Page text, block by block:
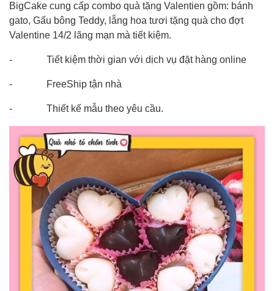
BigCake cung cấp combo quà tặng Valentien gồm: bánh
gato, Gấu bông Teddy, lẵng hoa tươi tặng quà cho đợt
Valentine 14/2 lãng mạn mà tiết kiệm.
- Tiết kiệm thời gian với dịch vụ đặt hàng online
- FreeShip tận nhà
- Thiết kế mẫu theo yêu cầu.